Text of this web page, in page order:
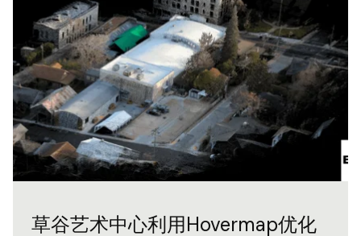
草谷艺术中心利用Hovermap优化